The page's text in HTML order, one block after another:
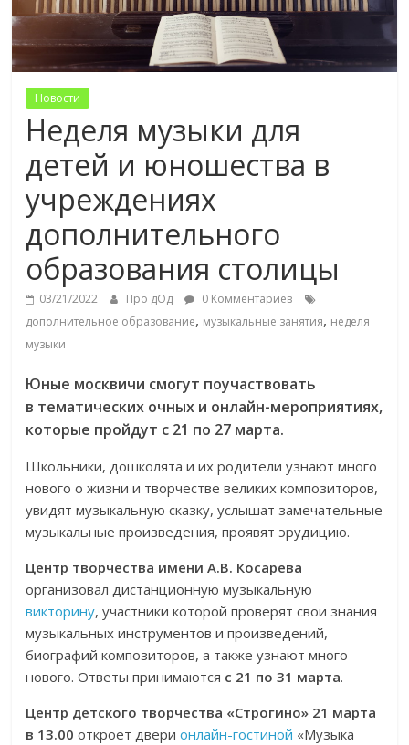
Новости
Неделя музыки для
детей и юношества в
учреждениях
дополнительного
образования столицы
03/21/2022 Про дОд
0 Комментариев
дополнительное образование, музыкальные занятия, неделя
музыки
Юные москвичи смогут поучаствовать
в тематических очных и онлайн-мероприятиях,
которые пройдут с 21 по 27 марта.
Школьники, дошколята и их родители узнают много
нового о жизни и творчестве великих композиторов,
увидят музыкальную сказку, услышат замечательные
музыкальные произведения, проявят эрудицию.
Центр творчества имени А.В. Косарева
организовал дистанционную музыкальную
викторину, участники которой проверят свои знания
музыкальных инструментов и произведений,
биографий композиторов, а также узнают много
нового. Ответы принимаются с 21 по 31 марта.
Центр детского творчества «Строгино» 21 марта
в 13.00 откроет дверионлайн-гостиной «Музыка